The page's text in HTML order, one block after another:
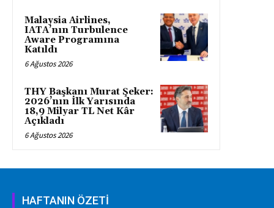
Malaysia Airlines,
IATA’nın Turbulence
Aware Programına
Katıldı
6 Ağustos 2026
THY Başkanı Murat Şeker:
2026’nın İlk Yarısında
18,9 Milyar TL Net Kâr
Açıkladı
6 Ağustos 2026
HAFTANIN ÖZETİ